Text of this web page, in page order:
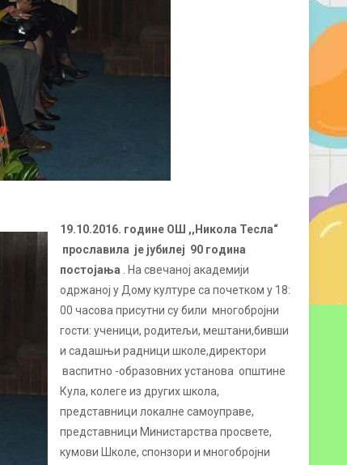
19.10.2016. године ОШ ,,Никола Тесла“
прославила је јубилеј 90 година
постојања . На свечаној академији
одржаној у Дому културе са почетком у 18:
00 часова присутни су били многобројни
гости: ученици, родитељи, мештани,бивши
и садашњи радници школе,директори
васпитно -образовних установа општине
Кула, колеге из других школа,
представници локалне самоуправе,
представници Министарства просвете,
кумови Школе, спонзори и многобројни